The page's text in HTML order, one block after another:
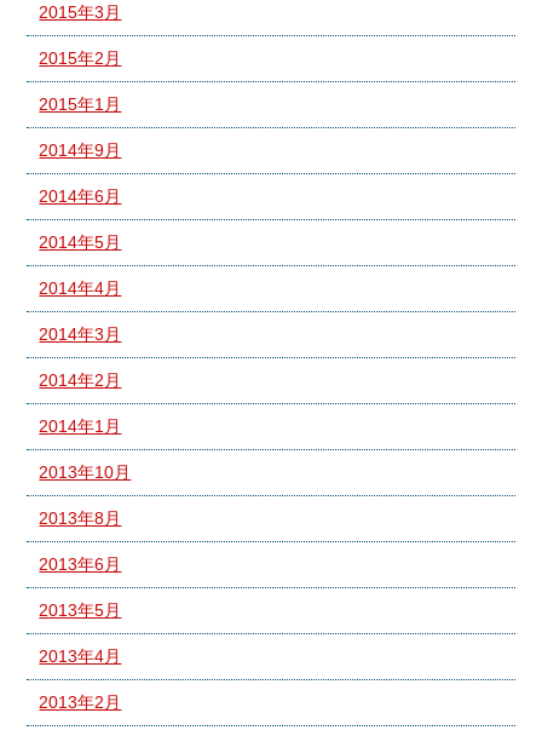
2015年3月
2015年2月
2015年1月
2014年9月
2014年6月
2014年5月
2014年4月
2014年3月
2014年2月
2014年1月
2013年10月
2013年8月
2013年6月
2013年5月
2013年4月
2013年2月